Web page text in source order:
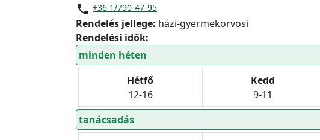
phone +36 1/790-47-95
Rendelés jellege: házi-gyermekorvosi
Rendelési idők:
minden héten
Hétfő
12-16
Kedd
9-11
tanácsadás